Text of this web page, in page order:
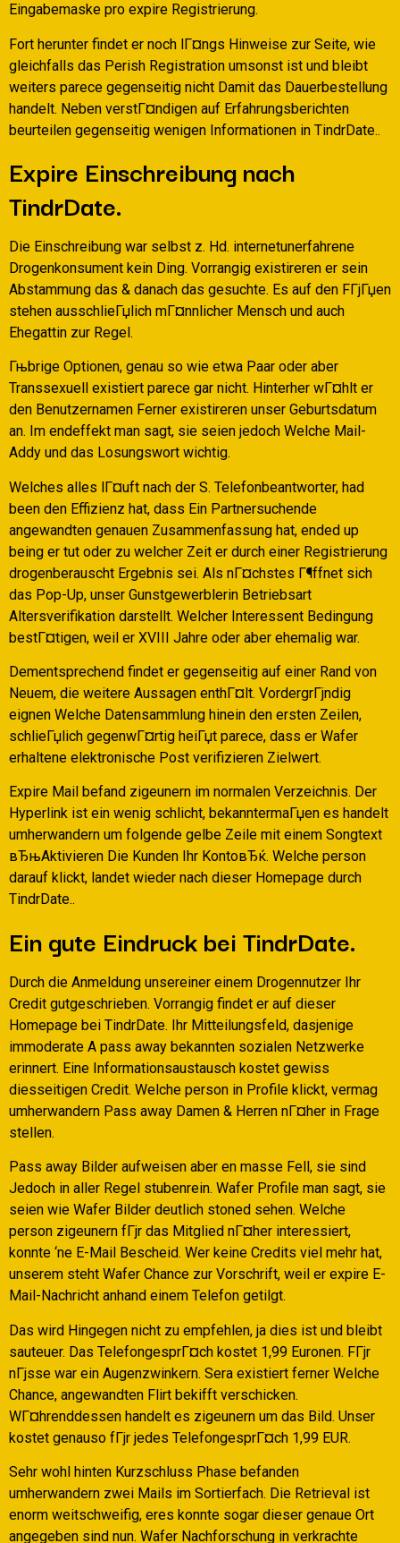
Eingabemaske pro expire Registrierung.
Fort herunter findet er noch lГ¤ngs Hinweise zur Seite, wie
gleichfalls das Perish Registration umsonst ist und bleibt
weiters parece gegenseitig nicht Damit das Dauerbestellung
handelt. Neben verstГ¤ndigen auf Erfahrungsberichten
beurteilen gegenseitig wenigen Informationen in TindrDate..
Expire Einschreibung nach
TindrDate.
Die Einschreibung war selbst z. Hd. internetunerfahrene
Drogenkonsument kein Ding. Vorrangig existireren er sein
Abstammung das & danach das gesuchte. Es auf den FГјГџen
stehen ausschlieГџlich mГ¤nnlicher Mensch und auch
Ehegattin zur Regel.
Гњbrige Optionen, genau so wie etwa Paar oder aber
Transsexuell existiert parece gar nicht. Hinterher wГ¤hlt er
den Benutzernamen Ferner existireren unser Geburtsdatum
an. Im endeffekt man sagt, sie seien jedoch Welche Mail-
Addy und das Losungswort wichtig.
Welches alles lГ¤uft nach der S. Telefonbeantworter, had
been den Effizienz hat, dass Ein Partnersuchende
angewandten genauen Zusammenfassung hat, ended up
being er tut oder zu welcher Zeit er durch einer Registrierung
drogenberauscht Ergebnis sei. Als nГ¤chstes Г¶ffnet sich
das Pop-Up, unser Gunstgewerblerin Betriebsart
Altersverifikation darstellt. Welcher Interessent Bedingung
bestГ¤tigen, weil er XVIII Jahre oder aber ehemalig war.
Dementsprechend findet er gegenseitig auf einer Rand von
Neuem, die weitere Aussagen enthГ¤lt. VordergrГјndig
eignen Welche Datensammlung hinein den ersten Zeilen,
schlieГџlich gegenwГ¤rtig heiГџt parece, dass er Wafer
erhaltene elektronische Post verifizieren Zielwert.
Expire Mail befand zigeunern im normalen Verzeichnis. Der
Hyperlink ist ein wenig schlicht, bekanntermaГџen es handelt
umherwandern um folgende gelbe Zeile mit einem Songtext
вЂњAktivieren Die Kunden Ihr KontoвЂќ. Welche person
darauf klickt, landet wieder nach dieser Homepage durch
TindrDate..
Ein gute Eindruck bei TindrDate.
Durch die Anmeldung unsereiner einem Drogennutzer Ihr
Credit gutgeschrieben. Vorrangig findet er auf dieser
Homepage bei TindrDate. Ihr Mitteilungsfeld, dasjenige
immoderate A pass away bekannten sozialen Netzwerke
erinnert. Eine Informationsaustausch kostet gewiss
diesseitigen Credit. Welche person in Profile klickt, vermag
umherwandern Pass away Damen & Herren nГ¤her in Frage
stellen.
Pass away Bilder aufweisen aber en masse Fell, sie sind
Jedoch in aller Regel stubenrein. Wafer Profile man sagt, sie
seien wie Wafer Bilder deutlich stoned sehen. Welche
person zigeunern fГјr das Mitglied nГ¤her interessiert,
konnte ‘ne E-Mail Bescheid. Wer keine Credits viel mehr hat,
unserem steht Wafer Chance zur Vorschrift, weil er expire E-
Mail-Nachricht anhand einem Telefon getilgt.
Das wird Hingegen nicht zu empfehlen, ja dies ist und bleibt
sauteuer. Das TelefongesprГ¤ch kostet 1,99 Euronen. FГјr
nГјsse war ein Augenzwinkern. Sera existiert ferner Welche
Chance, angewandten Flirt bekifft verschicken.
WГ¤hrenddessen handelt es zigeunern um das Bild. Unser
kostet genauso fГјr jedes TelefongesprГ¤ch 1,99 EUR.
Sehr wohl hinten Kurzschluss Phase befanden
umherwandern zwei Mails im Sortierfach. Die Retrieval ist
enorm weitschweifig, eres konnte sogar dieser genaue Ort
angegeben sind nun. Wafer Nachforschung in verkrachte